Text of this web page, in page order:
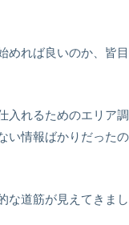
めれば良いのか、皆
入れるためのエリア
い情報ばかりだった
な道筋が見えてきま